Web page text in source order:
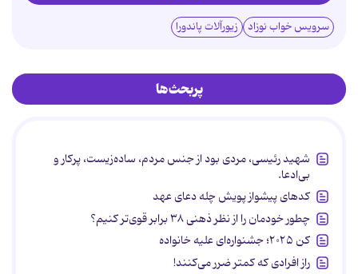
سرویس خواب نوزاد زیورآلات پاندورا
پربحث‌ها
شهید رئیسی، مردی بود از جنس مردم، ساده‌زیست، پرکار و
بی‌ادعا.
کدهای پیشواز پویش چله دعای عهد
چطور خودمان را از نظر ذهنی ۳۸ برابر قوی‌تر کنیم؟
کن ۲۰۲۵؛ جشنواره‌ای علیه خانواده
راز افرادی که کمتر ضرر می‌کنند!